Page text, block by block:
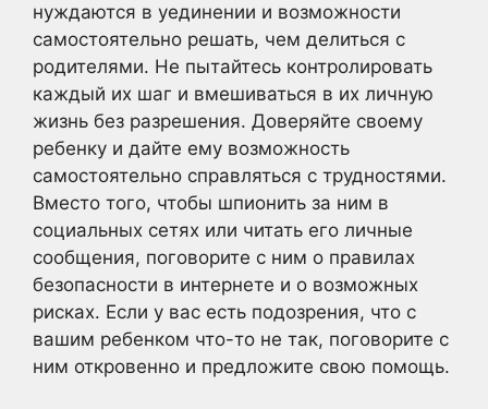
нуждаются в уединении и возможности
самостоятельно решать, чем делиться с
родителями. Не пытайтесь контролировать
каждый их шаг и вмешиваться в их личную
жизнь без разрешения. Доверяйте своему
ребенку и дайте ему возможность
самостоятельно справляться с трудностями.
Вместо того, чтобы шпионить за ним в
социальных сетях или читать его личные
сообщения, поговорите с ним о правилах
безопасности в интернете и о возможных
рисках. Если у вас есть подозрения, что с
вашим ребенком что-то не так, поговорите с
ним откровенно и предложите свою помощь.